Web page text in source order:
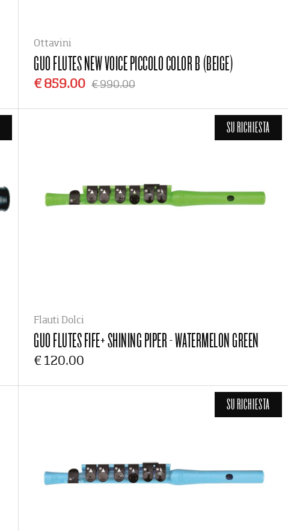
Ottavini
GUO FLUTESNEW VOICE PICCOLO COLOR B (BEIGE)
€ 859.00 € 990.00
SU RICHIESTA
Flauti Dolci
GUO FLUTESFIFE+ SHINING PIPER - WATERMELON GREEN
€ 120.00
SU RICHIESTA